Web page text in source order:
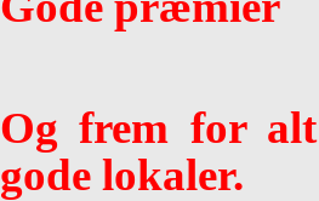
Og frem for
gode lokaler.